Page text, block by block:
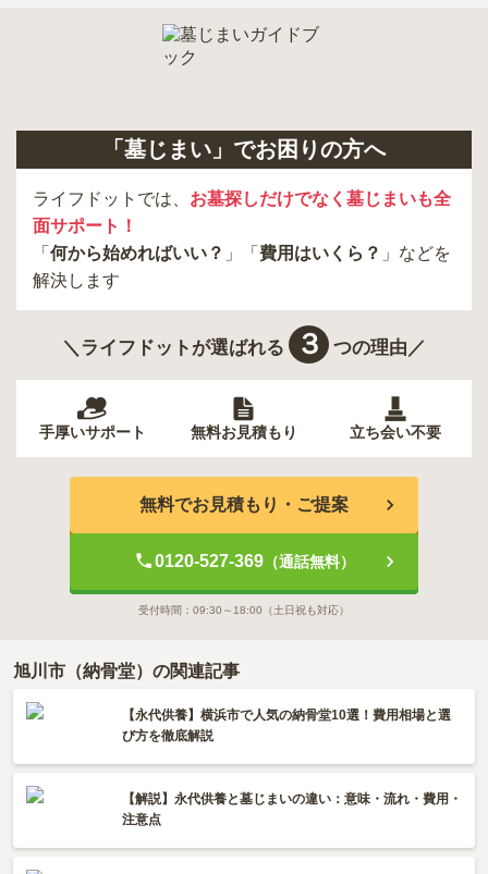
「墓じまい」でお困りの方へ
ライフドットでは、 お墓探しだけでなく墓じまいも全
面サポート！
「 何から始めればいい？ 」「 費用はいくら？ 」などを
解決します
＼ライフドットが選ばれる ３ つの理由／
手厚いサポート 無料お見積もり 立ち会い不要
無料でお見積もり・ご提案
0120-527-369（通話無料）
受付時間： 09:30～18:00 （土日祝も対応）
旭川市（納骨堂）の関連記事
【永代供養】横浜市で人気の納骨堂10選！費用相場と選
び方を徹底解説
【解説】永代供養と墓じまいの違い：意味・流れ・費用・
注意点